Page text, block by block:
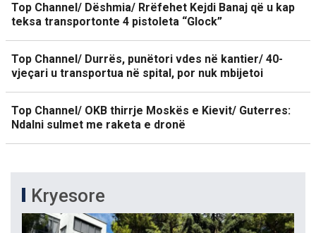
Top Channel/ Dëshmia/ Rrëfehet Kejdi Banaj që u kap
teksa transportonte 4 pistoleta “Glock”
Top Channel/ Durrës, punëtori vdes në kantier/ 40-
vjeçari u transportua në spital, por nuk mbijetoi
Top Channel/ OKB thirrje Moskës e Kievit/ Guterres:
Ndalni sulmet me raketa e dronë
Kryesore